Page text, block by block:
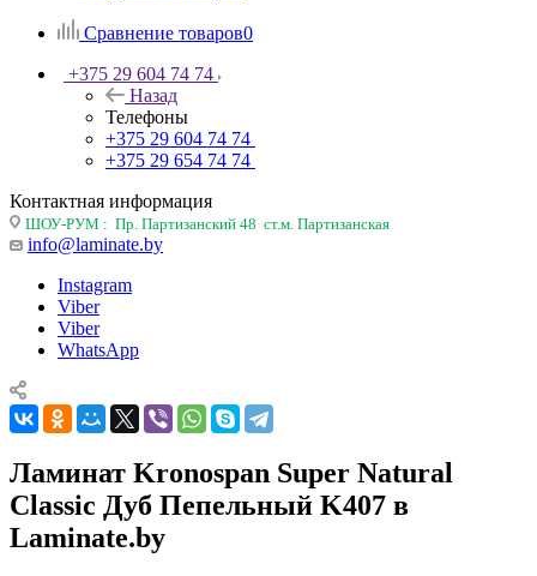
Сравнение товаров0
+375 29 604 74 74
Назад
Телефоны
+375 29 604 74 74
+375 29 654 74 74
Контактная информация
ШОУ-РУМ : Пр. Партизанский 48 ст.м. Партизанская
info@laminate.by
Instagram
Viber
Viber
WhatsApp
Ламинат Kronospan Super Natural
Classic Дуб Пепельный K407 в
Laminate.by